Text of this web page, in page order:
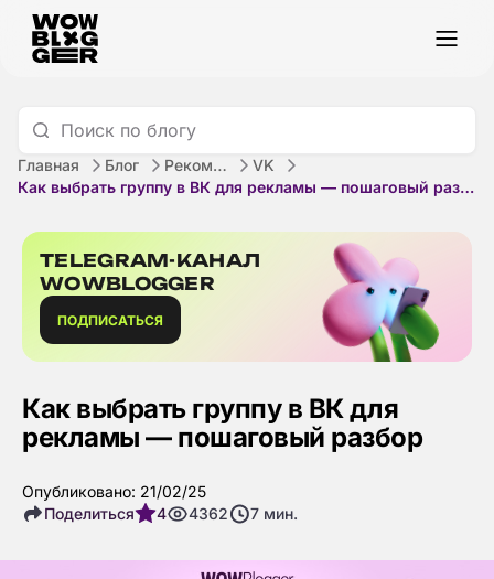
Главная Блог Рекомендации
VK
Как выбрать группу в ВК для рекламы — пошаговый разбор
TELEGRAM-КАНАЛ
WOWBLOGGER
ПОДПИСАТЬСЯ
Как выбрать группу в ВК для
рекламы — пошаговый разбор
Опубликовано: 21/02/25
Поделиться
4 4362 7 мин.